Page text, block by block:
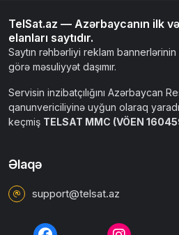
TelSat.az — Azərbaycanın ilk
elanları saytıdır.
Saytın rəhbərliyi reklam bannerlərinin
görə məsuliyyət daşımır.
Servisin inzibatçılığını Azərbaycan
qanunvericiliyinə uyğun olaraq
keçmiş TELSAT MMC (VÖEN
Əlaqə
support@telsat.az